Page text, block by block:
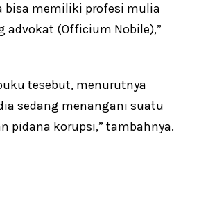
bisa memiliki profesi mulia
advokat (Officium Nobile),”
tesebut, menurutnya
sedang menangani suatu
pidana korupsi,” tambahnya.